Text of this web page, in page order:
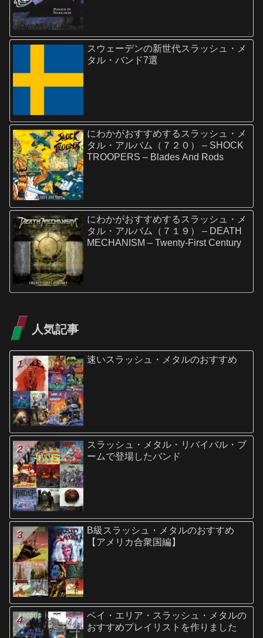
スウェーデンの新世代スラッシュ・メ
タル・バンド7選
にわかがおすすめするスラッシュ・メ
タル・アルバム（７２０） – SHOCK
TROOPERS – Blades And Rods
にわかがおすすめするスラッシュ・メ
タル・アルバム（７１９） – DEATH
MECHANISM – Twenty-First Century
人気記事
速いスラッシュ・メタルのおすすめ
スラッシュ・メタル・リバイバル・ブ
ームで登場したバンド
B級スラッシュ・メタルのおすすめ
【アメリカ合衆国編】
ベイ・エリア・スラッシュ・メタルの
おすすめプレイリストを作りました